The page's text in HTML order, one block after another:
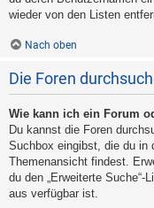
wieder von den Listen
Nach oben
Die Foren
Wie kann ich ein Forum
Du kannst die Foren
Suchbox eingibst, die du in
Themenansicht findest.
du den „Erweiterte
aus verfügbar ist.